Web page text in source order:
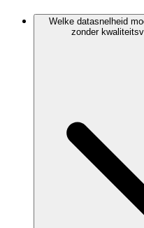
Welke datasnelheid
zonder